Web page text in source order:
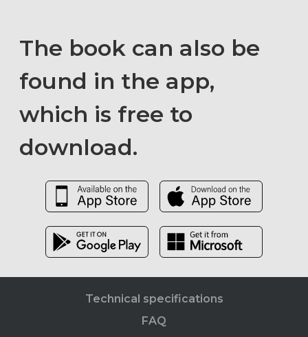
The book can also be
found in the app,
which is free to
download.
Technical specifications
FAQ